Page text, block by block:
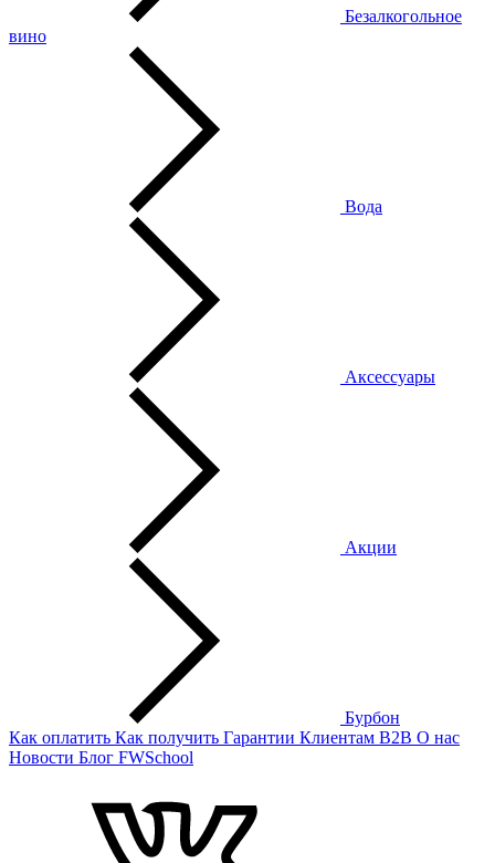
Безалкогольное
вино
Вода
Аксессуары
Акции
Бурбон
Как оплатить Как получить Гарантии Клиентам B2B О нас
Новости Блог FWSchool